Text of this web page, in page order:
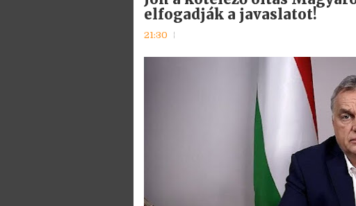
elfogadják a javaslatot!
21:30